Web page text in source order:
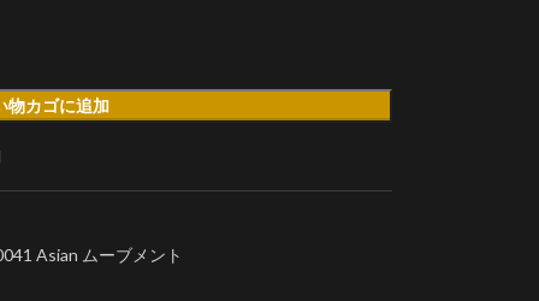
物カゴに追加
Asian ムーブメント